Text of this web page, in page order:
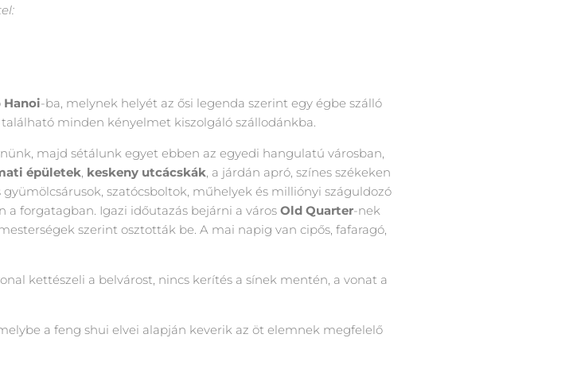
Hanoi-ba, melynek helyét az ősi legenda szerint egy égbe szálló
minden kényelmet kiszolgáló szállodánkba.
majd sétálunk egyet ebben az egyedi hangulatú városban,
épületek, keskeny utcácskák, a járdán apró, színes székeken
gyümölcsárusok, szatócsboltok, műhelyek és milliónyi száguldozó
forgatagban. Igazi időutazás bejárni a város Old Quarter-nek
szerint osztották be. A mai napig van cipős, fafaragó,
kettészeli a belvárost, nincs kerítés a sínek mentén, a vonat a
a feng shui elvei alapján keverik az öt elemnek megfelelő